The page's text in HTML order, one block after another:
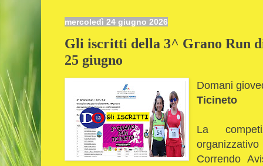
mercoledì 24 giugno 2026
Gli iscritti della 3^ Grano Run
25 giugno
Domani
Ticineto
La
Correndo